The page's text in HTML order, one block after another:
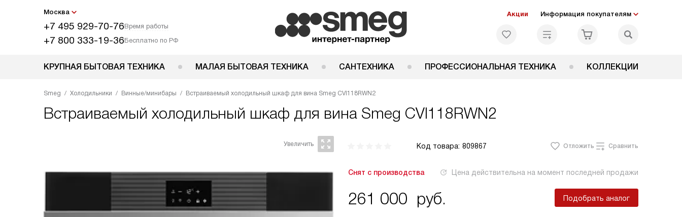
Москва
+7 495 929-70-76Время работы
+7 800 333-19-36Бесплатно по РФ
Акции Информация покупателям
КРУПНАЯ БЫТОВАЯ ТЕХНИКА МАЛАЯ БЫТОВАЯ ТЕХНИКА САНТЕХНИКА ПРОФЕССИОНАЛЬНАЯ ТЕХНИКА КОЛЛЕКЦИИ
Smeg Холодильники Винные/минибары Встраиваемый холодильный шкаф для вина Smeg CVI118RWN2
Встраиваемый холодильный шкаф для вина Smeg CVI118RWN2
Код товара: 809867 Отложить Сравнить
Снят с производства Цена действительна на момент последней продажи
261 000 руб. Подобрать аналог